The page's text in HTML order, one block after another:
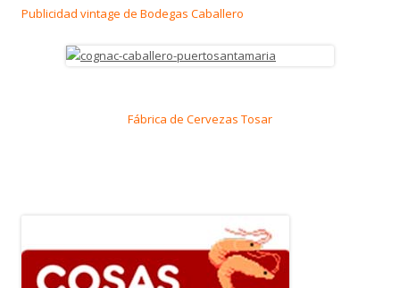
Publicidad vintage de Bodegas Caballero
Fábrica de Cervezas Tosar